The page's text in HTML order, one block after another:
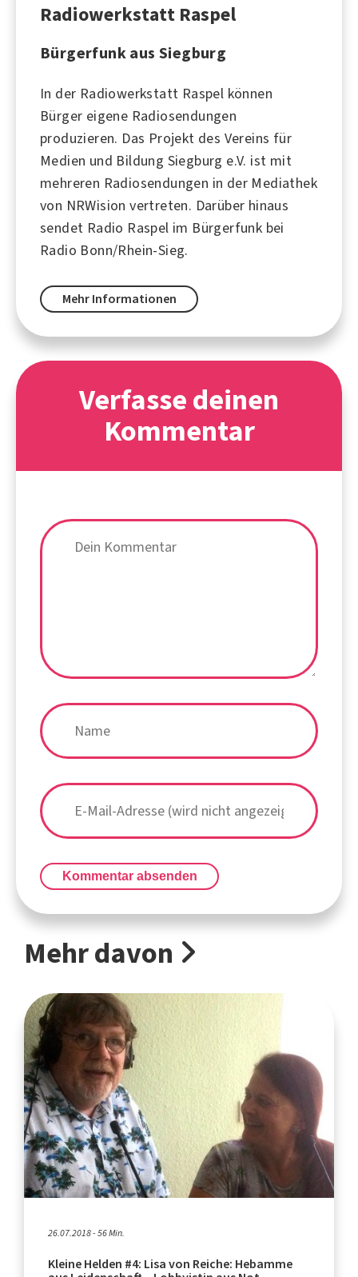
Radiowerkstatt Raspel
Bürgerfunk aus Siegburg
In der Radiowerkstatt Raspel können
Bürger eigene Radiosendungen
produzieren. Das Projekt des Vereins für
Medien und Bildung Siegburg e.V. ist mit
mehreren Radiosendungen in der Mediathek
von NRWision vertreten. Darüber hinaus
sendet Radio Raspel im Bürgerfunk bei
Radio Bonn/Rhein-Sieg.
Mehr Informationen
Verfasse deinen
Kommentar
Kommentar absenden
Mehr davon
26.07.2018 - 56 Min.
Kleine Helden #4: Lisa von Reiche: Hebamme